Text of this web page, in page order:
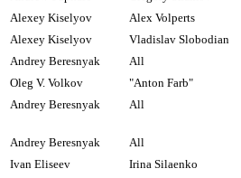
Alexey Kiselyov Alex Volperts
Alexey Kiselyov Vladislav Slobodian
Andrey Beresnyak All
Oleg V. Volkov "Anton Farb"
Andrey Beresnyak All
Andrey Beresnyak All
Ivan Eliseev Irina Silaenko